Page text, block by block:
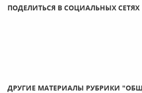
ПОДЕЛИТЬСЯ В СОЦИАЛЬНЫХ СЕТЯХ
ДРУГИЕ МАТЕРИАЛЫ РУБРИКИ